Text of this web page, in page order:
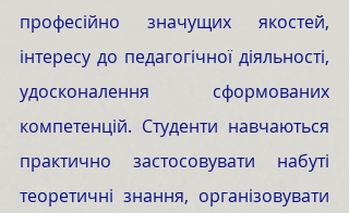
професійно значущих якостей,
інтересу до педагогічної діяльності,
удосконалення сформованих
компетенцій. Студенти навчаються
практично застосовувати набуті
теоретичні знання, організовувати